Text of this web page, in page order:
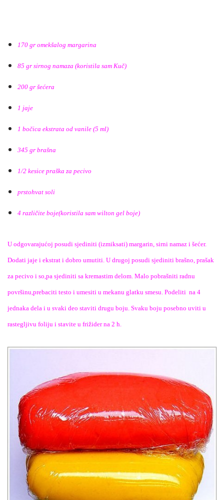
170 gr omekšalog margarina
85 gr sirnog namaza (koristila sam Kuč)
200 gr šećera
1 jaje
1 bočica ekstrata od vanile (5 ml)
345 gr brašna
1/2 kesice praška za pecivo
prstohvat soli
4 različite boje(koristila sam wilton gel boje)
U odgovarajućoj posudi sjediniti (izmiksati) margarin, sirni namaz i šećer.
Dodati jaje i ekstrat i dobro umutiti. U drugoj posudi sjediniti brašno, prašak
za pecivo i so,pa sjediniti sa kremastim delom. Malo pobrašniti radnu
površinu,prebaciti testo i umesiti u mekanu glatku smesu. Podeliti na 4
jednaka dela i u svaki deo staviti drugu boju. Svaku boju posebno uviti u
rastegljivu foliju i stavite u frižider na 2 h.